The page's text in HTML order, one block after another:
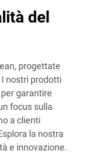
del
progettate
nostri prodotti
garantire
focus sulla
a clienti
la nostra
e innovazione.